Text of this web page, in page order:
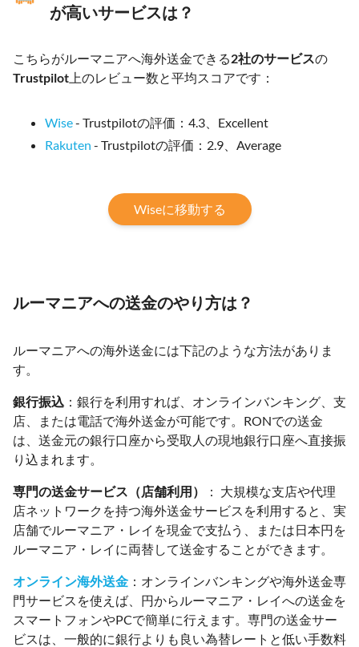
が高いサービスは？
こちらがルーマニアへ海外送金できる2社のサービスの
Trustpilot 上のレビュー数と平均スコアです：
Wise- Trustpilotの評価：4.3、Excellent
Rakuten - Trustpilotの評価：2.9、Average
Wiseに移動する
ルーマニアへの送金のやり方は？
ルーマニアへの海外送金には下記のような方法がありま
す。
銀行振込 ：銀行を利用すれば、オンラインバンキング、支
店、または電話で海外送金が可能です。RONでの送金
は、送金元の銀行口座から受取人の現地銀行口座へ直接振
り込まれます。
専門の送金サービス（店舗利用）
： 大規模な支店や代理
店ネットワークを持つ海外送金サービスを利用すると、実
店舗でルーマニア・レイを現金で支払う、または日本円を
ルーマニア・レイに両替して送金することができます。
オンライン海外送金 ：オンラインバンキングや海外送金専
門サービスを使えば、円からルーマニア・レイへの送金を
スマートフォンやPCで簡単に行えます。専門の送金サー
ビスは、一般的に銀行よりも良い為替レートと低い手数料